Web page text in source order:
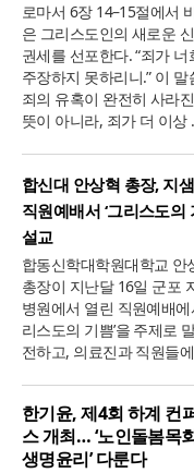
로마서 6장 14–15절에서
은 그리스도인의 새로운
권세를 선포한다. “죄가 너
주장하지 못하리니.” 이 말
죄의 유혹이 완전히 사라
뜻이 아니라, 죄가 더 이상
합신대 안상혁 총장, 지
직원예배서 ‘그리스도의
설교
합동신학대학원대학교 안
총장이 지난달 16일 군포
병원에서 열린 직원예배에
리스도의 기쁨’을 주제로
전하고, 의료진과 직원들
한기윤, 제4회 하계 컨
스 개최… ‘노인돌봄목
생명윤리’ 다룬다